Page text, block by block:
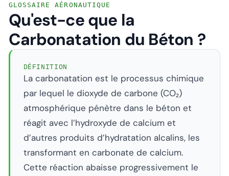
GLOSSAIRE AÉRONAUTIQUE
Qu'est-ce que la
Carbonatation du Béton ?
DÉFINITION
La carbonatation est le processus chimique
par lequel le dioxyde de carbone (CO₂)
atmosphérique pénètre dans le béton et
réagit avec l’hydroxyde de calcium et
d’autres produits d’hydratation alcalins, les
transformant en carbonate de calcium.
Cette réaction abaisse progressivement le